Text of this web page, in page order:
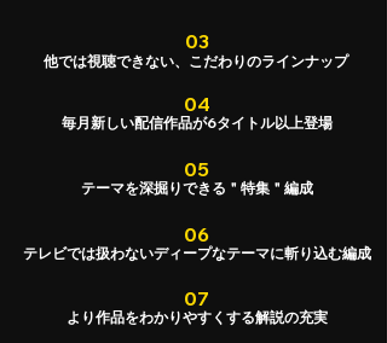
03
他では視聴できない、こだわりのラインナップ
04
毎月新しい配信作品が6タイトル以上登場
05
テーマを深掘りできる＂特集＂編成
06
テレビでは扱わないディープなテーマに斬り込む編成
07
より作品をわかりやすくする解説の充実